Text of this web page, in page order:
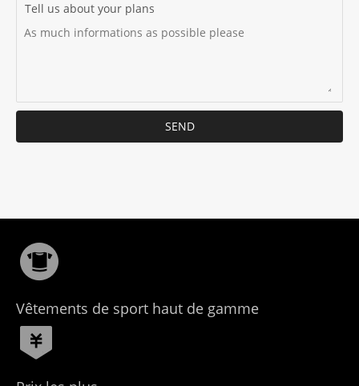
Tell us about your plans
SEND
Vêtements de sport haut de gamme